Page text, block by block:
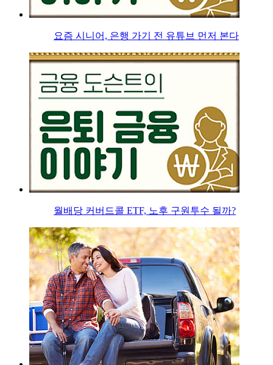
요즘 시니어, 은행 가기 전 유튜브 먼저 본다
월배당 커버드콜 ETF, 노후 구원투수 될까?